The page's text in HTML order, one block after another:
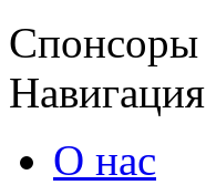
Спонсоры
Навигация
О нас